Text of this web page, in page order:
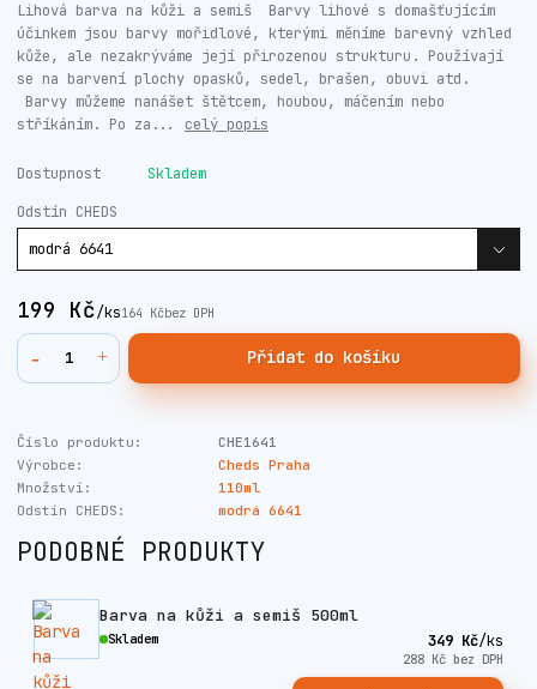
Lihová barva na kůži a semiš Barvy lihové s domašťujícím
účinkem jsou barvy mořidlové, kterými měníme barevný vzhled
kůže, ale nezakrýváme její přirozenou strukturu. Používají
se na barvení plochy opasků, sedel, brašen, obuvi atd.
Barvy můžeme nanášet štětcem, houbou, máčením nebo
stříkáním. Po za... celý popis
Dostupnost Skladem
Odstín CHEDS
199 Kč/ks164 Kčbez DPH
Přidat do košíku
Číslo produktu:
CHE1641
Výrobce:
Cheds Praha
Množství:
110ml
Odstín CHEDS:
modrá 6641
PODOBNÉ PRODUKTY
Barva na kůži a semiš 500ml
349 Kč/ks
288 Kč bez DPH
Skladem